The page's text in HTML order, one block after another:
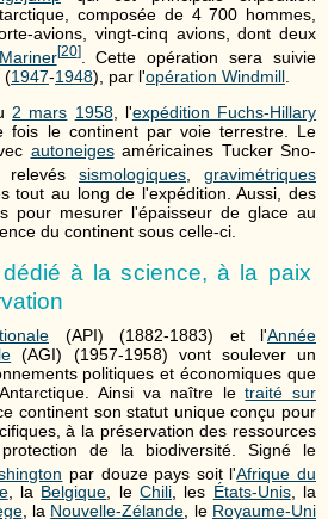
composée de 4 700 hommes,
avions, vingt-cinq avions, dont deux
[20]. Cette opération sera suivie
(1947-1948), par l'opération Windmill
2 mars 1958, l'expédition Fuchs-Hillary
fois le continent par voie terrestre. Le
autoneigesaméricaines Tucker Sno-
relevés sismologiques
gravimétriques
tout au long de l'expédition. Aussi, des
pour mesurer l'épaisseur de glace au
du continent sous celle-ci.
à la science, à la paix
(API) (1882-1883) et l'Année
(AGI) (1957-1958) vont soulever un
politiques et économiques que
Ainsi va naître letraité sur
continent son statut unique conçu pour
à la préservation des ressources
de la biodiversité. Signé le
par douze pays soit l'Afrique du
, la Belgique, leChili, les États-Unis, la
, la Nouvelle-Zélande, le Royaume-Uni